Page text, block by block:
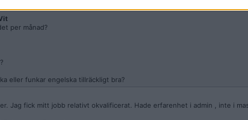
per månad?
eller funkar engelska tillräckligt bra?
Jag fick mitt jobb relativt okvalificerat. Hade erfarenhet i admin , inte i